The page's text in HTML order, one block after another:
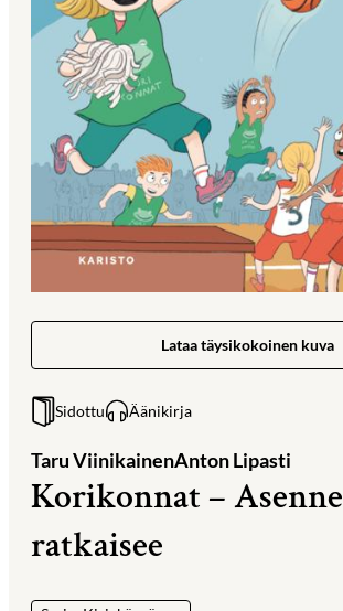
Lataa täysikokoinen kuva
Sidottu Äänikirja
Taru ViinikainenAnton Lipasti
Korikonnat – Asenne
ratkaisee